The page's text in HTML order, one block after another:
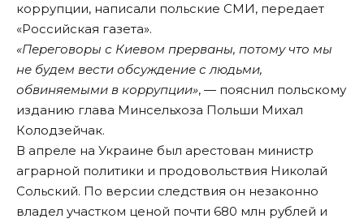
коррупции, написали польские СМИ, передает
«Российская газета».
«Переговоры с Киевом прерваны, потому что мы
не будем вести обсуждение с людьми,
обвиняемыми в коррупции», — пояснил польскому
изданию глава Минсельхоза Польши Михал
Колодзейчак.
В апреле на Украине был арестован министр
аграрной политики и продовольствия Николай
Сольский. По версии следствия он незаконно
владел участком ценой почти 680 млн рублей и